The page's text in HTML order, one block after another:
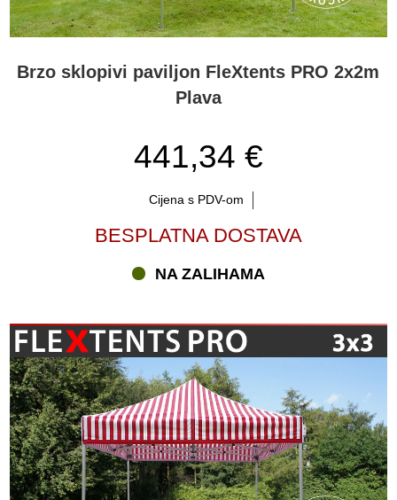
Brzo sklopivi paviljon FleXtents PRO 2x2m
Plava
441,34 €
Cijena s PDV-om
BESPLATNA DOSTAVA
NA ZALIHAMA